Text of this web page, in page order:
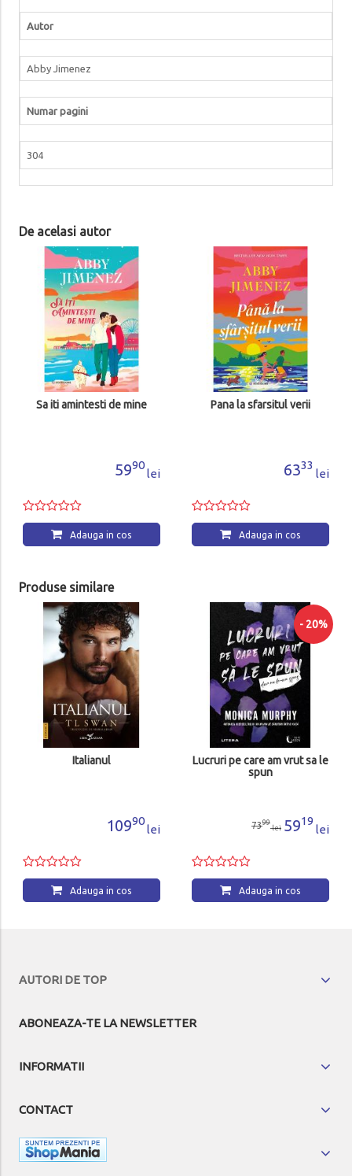
Autor
Abby Jimenez
Numar pagini
304
De acelasi autor
Pana la sfarsitul verii
63
Adauga in cos
Al tau pentru totdeauna
6333
Adauga in cos
Produse similare
Lucruri pe care am vrut sa le
7399
lei
Adauga in cos
Asher volumul II
52
Adauga in cos
AUTORI DE TOP
ABONEAZA-TE LA NEWSLETTER
INFORMATII
CONTACT